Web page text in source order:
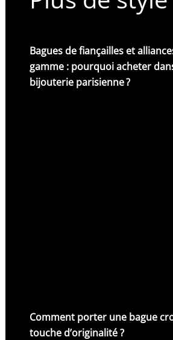
Bagues de fiançailles et
gamme : pourquoi acheter
bijouterie parisienne ?
Comment porter une bague
touche d’originalité ?